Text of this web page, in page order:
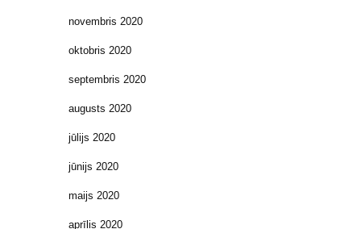
novembris 2020
oktobris 2020
septembris 2020
augusts 2020
jūlijs 2020
jūnijs 2020
maijs 2020
aprīlis 2020